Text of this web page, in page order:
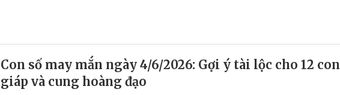
Con số may mắn ngày 4/6/2026: Gợi ý tài lộc cho 12 con
giáp và cung hoàng đạo